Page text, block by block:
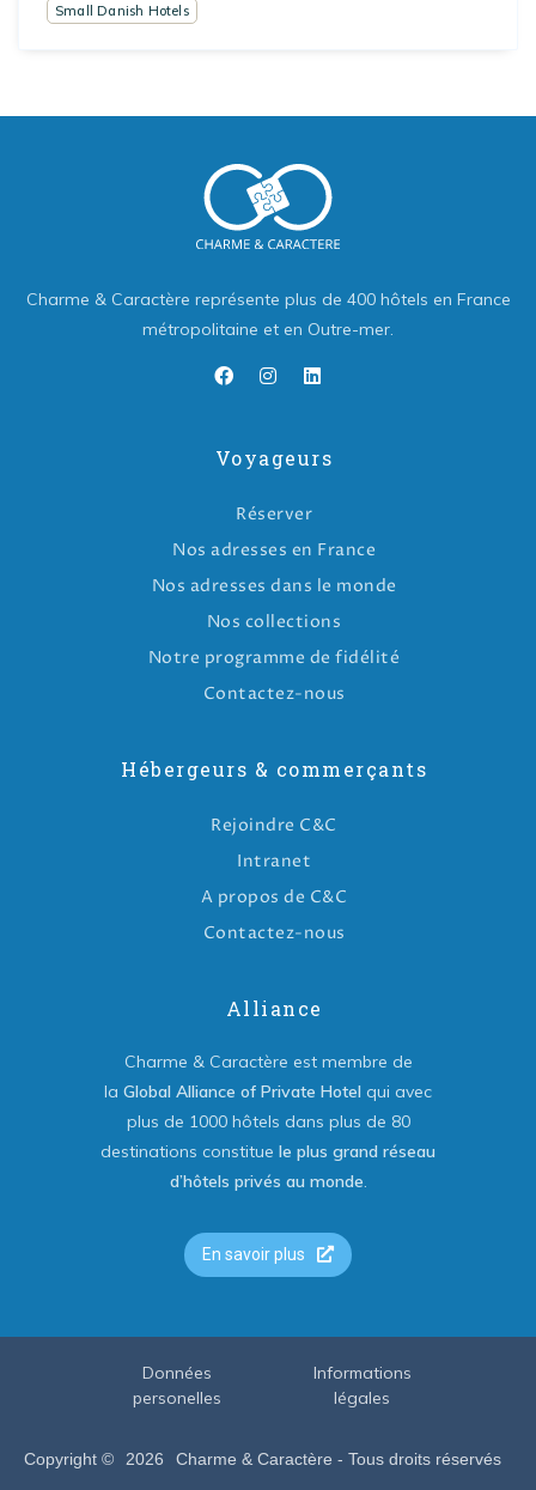
Small Danish Hotels
Charme & Caractère représente plus de 400 hôtels en France
métropolitaine et en Outre-mer.
Voyageurs
Réserver
Nos adresses en France
Nos adresses dans le monde
Nos collections
Notre programme de fidélité
Contactez-nous
Hébergeurs & commerçants
Rejoindre C&C
Intranet
A propos de C&C
Contactez-nous
Alliance
Charme & Caractère est membre de
la Global Alliance of Private Hotel qui avec
plus de 1000 hôtels dans plus de 80
destinations constitue le plus grand réseau
d’hôtels privés au monde.
En savoir plus
Copyright © 2026 Charme & Caractère - Tous droits réservés
Données
personelles
Informations
légales